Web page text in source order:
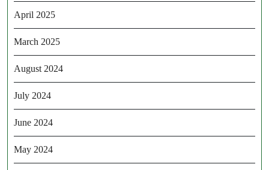
April 2025
March 2025
August 2024
July 2024
June 2024
May 2024